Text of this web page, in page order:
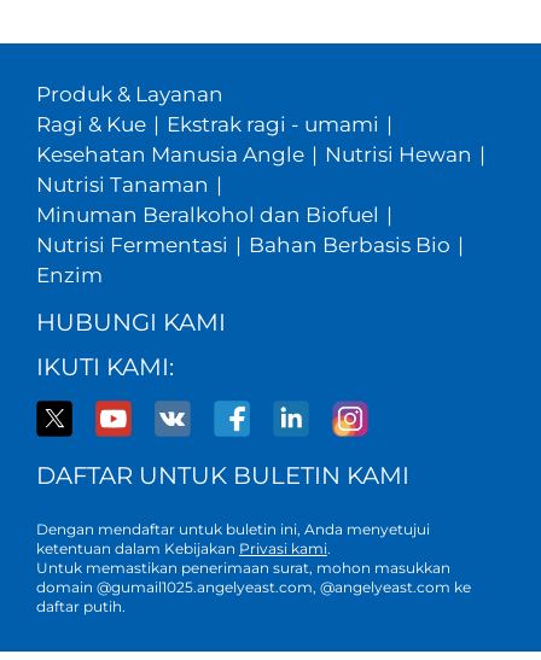
Produk & Layanan
Ragi & Kue | Ekstrak ragi - umami |
Kesehatan Manusia Angle | Nutrisi Hewan |
Nutrisi Tanaman |
Minuman Beralkohol dan Biofuel |
Nutrisi Fermentasi | Bahan Berbasis Bio |
Enzim
HUBUNGI KAMI
IKUTI KAMI:
DAFTAR UNTUK BULETIN KAMI
Dengan mendaftar untuk buletin ini, Anda menyetujui
ketentuan dalam Kebijakan Privasi kami.
Untuk memastikan penerimaan surat, mohon masukkan
domain @gumail1025.angelyeast.com, @angelyeast.com ke
daftar putih.